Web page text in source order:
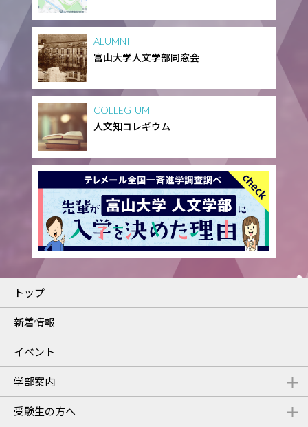
ALUMNI
富山大学人文学部同窓会
COLLEGIUM
人文知コレギウム
トップ
新着情報
イベント
学部案内
受験生の方へ